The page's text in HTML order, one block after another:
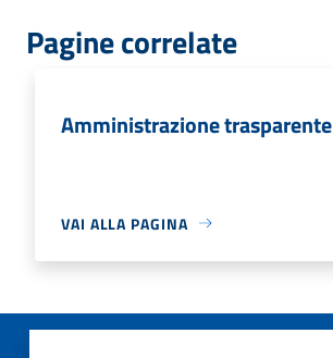
Pagine correlate
Amministrazione trasparente
VAI ALLA PAGINA